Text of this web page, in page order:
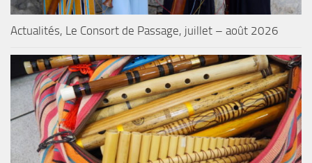
Actualités, Le Consort de Passage, juillet – août 2026